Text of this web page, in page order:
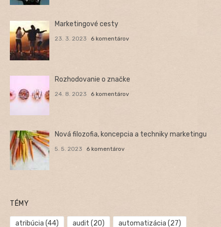
Marketingové cesty
23. 3. 2023 6 komentárov
Rozhodovanie o značke
24. 8. 2023 6 komentárov
Nová filozofia, koncepcia a techniky marketingu
5. 5. 2023 6 komentárov
TÉMY
atribúcia (44) audit (20) automatizácia (27)